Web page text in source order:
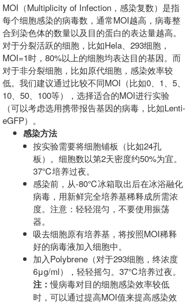
MOI（Multiplicity of Infection，感染复数）是指
每个细胞感染的病毒数，通常MOI越高，病毒整
合到染色体的数量以及目的蛋白的表达量越高。
对于分裂活跃的细胞，比如Hela、293细胞，
MOI=1时，80%以上的细胞均表达目的基因。而
对于非分裂细胞，比如原代细胞，感染效率较
低。我们建议通过比较不同MOI（比如0、1、5、
10、50、100等），选择适合的MOI进行实验
（可以考虑选用携带报告基因的病毒，比如Lenti-
eGFP）。
感染方法
按实验需要将细胞铺板（比如24孔
板）。细胞数以第2天密度约50%为宜。
37℃培养过夜。
感染前，从-80℃冰箱取出后在冰浴融化
病毒，用新鲜完全培养基稀释成所需浓
度。注意：轻轻混匀，不要使用振荡
器。
吸去细胞原有培养基，将按照MOI稀释
好的病毒液加入细胞中。
加入Polybrene（对于293细胞，终浓度
6μg/ml），轻轻摇匀。37℃培养过夜。
注：慢病毒对目的细胞感染效率较低
时，可以通过提高MOI值来提高感染效